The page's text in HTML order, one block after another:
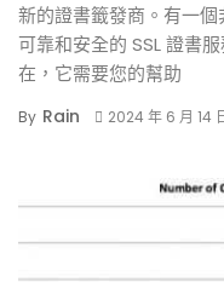
新的證書籤發商。有一
可靠和安全的 SSL 證書
在，它需要您的幫助
By Rain 2024 年 6 月 14